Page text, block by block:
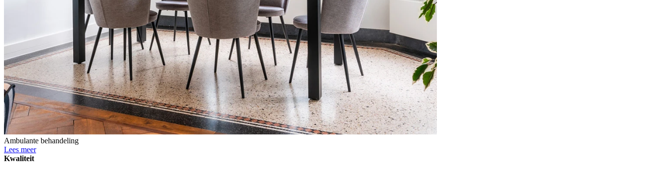
Ambulante behandeling
Lees meer
Kwaliteit